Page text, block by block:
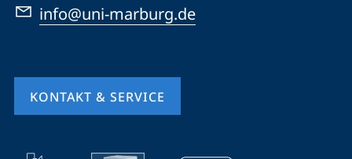
info@uni-marburg.de
KONTAKT & SERVICE
Mobile-